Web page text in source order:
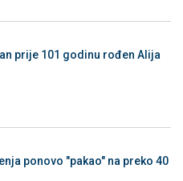
prije 101 godinu rođen Alija
ponovo "pakao" na preko 40